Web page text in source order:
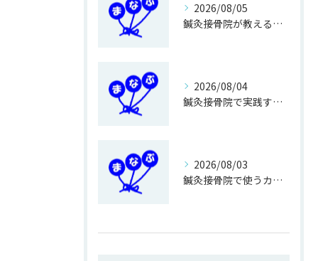
2026/08/05
鍼灸接骨院が教える簡単運動不足対策
2026/08/04
鍼灸接骨院で実践する正しい歩き方改善法
2026/08/03
鍼灸接骨院で使うカイロ専用ベットの利点